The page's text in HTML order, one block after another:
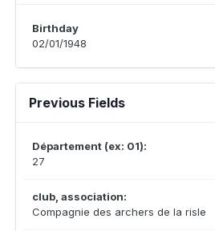
Birthday
02/01/1948
Previous Fields
Département (ex: 01):
27
club, association:
Compagnie des archers de la risle